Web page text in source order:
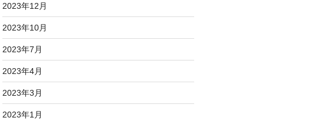
2023年12月
2023年10月
2023年7月
2023年4月
2023年3月
2023年1月